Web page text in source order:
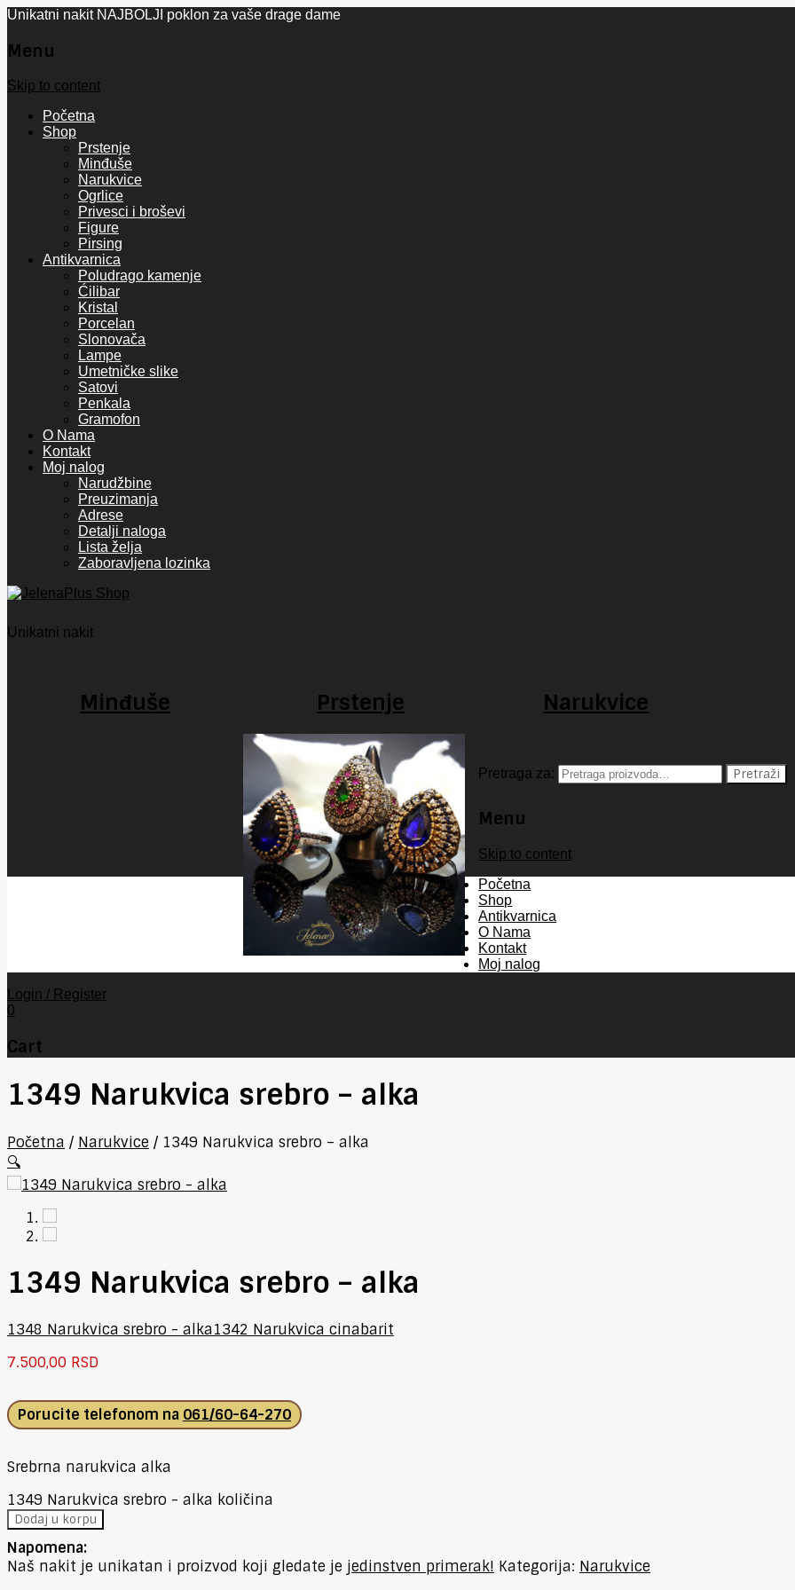
Unikatni nakit NAJBOLJI poklon za vaše drage dame
Menu
Skip to content
Početna
Shop
Prstenje
Minđuše
Narukvice
Ogrlice
Privesci i broševi
Figure
Pirsing
Antikvarnica
Poludrago kamenje
Ćilibar
Kristal
Porcelan
Slonovača
Lampe
Umetničke slike
Satovi
Penkala
Gramofon
O Nama
Kontakt
Moj nalog
Narudžbine
Preuzimanja
Adrese
Detalji naloga
Lista želja
Zaboravljena lozinka
Unikatni nakit
Minđuše Prstenje Narukvice
Pretraga za: Pretraži
Menu
Skip to content
Početna
Shop
Antikvarnica
O Nama
Kontakt
Moj nalog
Login / Register
0
Cart
1349 Narukvica srebro – alka
Početna / Narukvice / 1349 Narukvica srebro – alka
🔍
1349 Narukvica srebro – alka
1348 Narukvica srebro - alka1342 Narukvica cinabarit
7.500,00 RSD
Porucite telefonom na 061/60-64-270
Srebrna narukvica alka
1349 Narukvica srebro - alka količina
Dodaj u korpu
Napomena:
Naš nakit je unikatan i proizvod koji gledate je jedinstven primerak! Kategorija: Narukvice